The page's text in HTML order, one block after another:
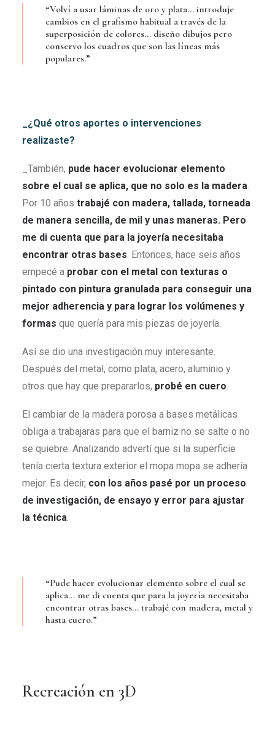
“Volví a usar láminas de oro y plata… introduje
cambios en el grafismo habitual a través de la
superposición de colores… diseño dibujos pero
conservo los cuadros que son las líneas más
populares.”
_¿Qué otros aportes o intervenciones
realizaste?
_También, pude hacer evolucionar elemento
sobre el cual se aplica, que no solo es la madera.
Por 10 años trabajé con madera, tallada, torneada
de manera sencilla, de mil y unas maneras. Pero
me di cuenta que para la joyería necesitaba
encontrar otras bases. Entonces, hace seis años
empecé a probar con el metal con texturas o
pintado con pintura granulada para conseguir una
mejor adherencia y para lograr los volúmenes y
formas que quería para mis piezas de joyería.
Así se dio una investigación muy interesante.
Después del metal, como plata, acero, aluminio y
otros que hay que prepararlos, probé en cuero.
El cambiar de la madera porosa a bases metálicas
obliga a trabajaras para que el barniz no se salte o no
se quiebre. Analizando advertí que si la superficie
tenía cierta textura exterior el mopa mopa se adhería
mejor. Es decir, con los años pasé por un proceso
de investigación, de ensayo y error para ajustar
la técnica.
“Pude hacer evolucionar elemento sobre el cual se
aplica… me di cuenta que para la joyería necesitaba
encontrar otras bases… trabajé con madera, metal y
hasta cuero.”
Recreación en 3D